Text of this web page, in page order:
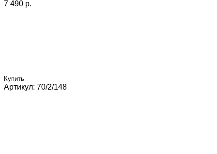
7 490 p.
Купить
Артикул: 70/2/148